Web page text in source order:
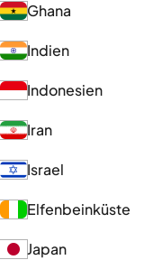
Ghana
Indien
Indonesien
Iran
Israel
Elfenbeinküste
Japan